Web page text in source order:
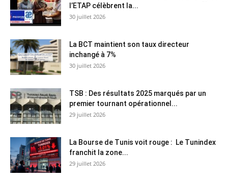
l’ETAP célèbrent la...
30 juillet 2026
La BCT maintient son taux directeur
inchangé à 7%
30 juillet 2026
TSB : Des résultats 2025 marqués par un
premier tournant opérationnel...
29 juillet 2026
La Bourse de Tunis voit rouge : Le Tunindex
franchit la zone...
29 juillet 2026